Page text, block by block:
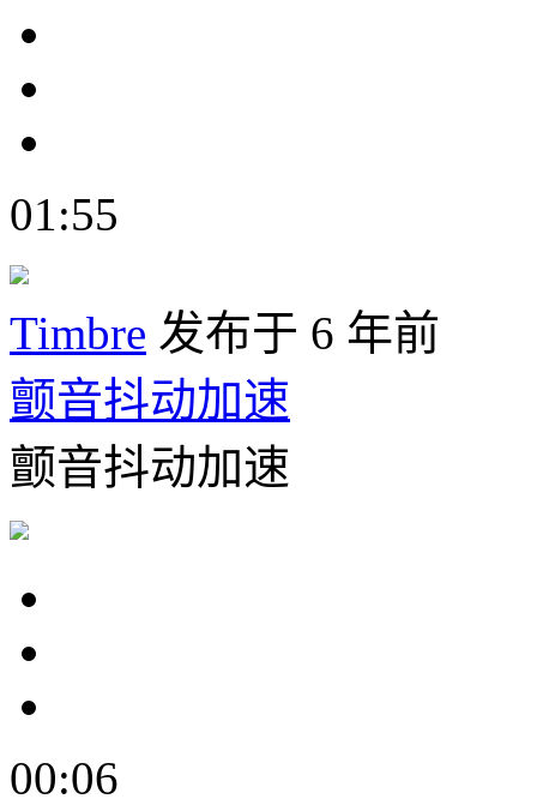
01:55
Timbre 发布于 6 年前
颤音抖动加速
颤音抖动加速
00:06